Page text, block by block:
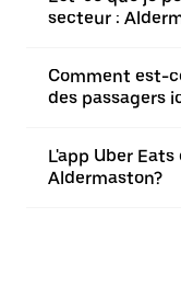
secteur :
Comment est-
des passagers
L'app Uber
Aldermaston?